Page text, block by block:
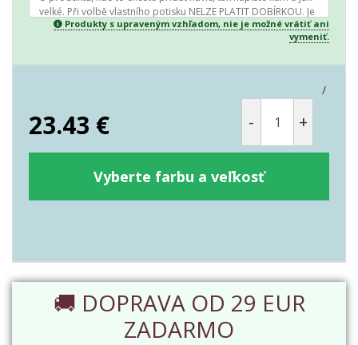
Produkty s upraveným vzhľadom, nie je možné vrátiť ani
vymeniť.
/
23.43 € - +
Vyberte farbu a veľkosť
🚚 DOPRAVA OD 29 EUR
ZADARMO